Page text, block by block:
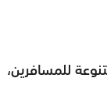
للمسافرين،